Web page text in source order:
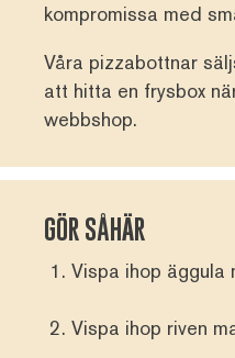
kompromissa med
Våra pizzabottnar
att hitta en frysbox
webbshop.
GÖR SÅHÄR
Vispa ihop äggula
Vispa ihop riven